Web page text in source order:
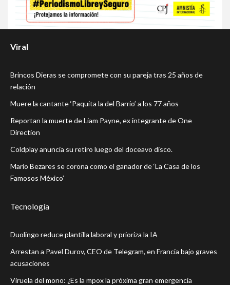
Viral
Brincos Dieras se compromete con su pareja tras 25 años de
relación
Muere la cantante ‘Paquita la del Barrio’ a los 77 años
Reportan la muerte de Liam Payne, ex integrante de One
Direction
Coldplay anuncia su retiro luego del doceavo disco.
Mario Bezares se corona como el ganador de ‘La Casa de los
Famosos México’
Tecnología
Duolingo reduce plantilla laboral y prioriza la IA
Arrestan a Pavel Durov, CEO de Telegram, en Francia bajo graves
acusaciones
Viruela del mono: ¿Es la mpox la próxima gran emergencia